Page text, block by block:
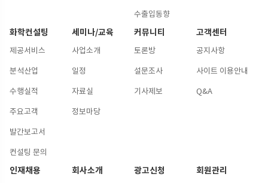
수출입동향
화학컨설팅
제공서비스
분석산업
수행실적
주요고객
발간보고서
컨설팅 문의
세미나/교육
사업소개
일정
자료실
정보마당
커뮤니티
토론방
설문조사
기사제보
고객센터
공지사항
사이트 이용안내
Q&A
인재채용 회사소개 광고신청 회원관리